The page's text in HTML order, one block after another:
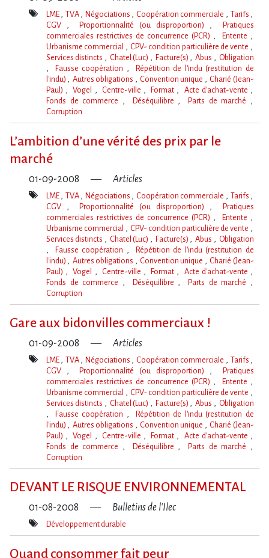
Mot(s)-
LME TVA Négociations Coopération commerciale
Tarifs
CGV
Proportionnalité (ou disproportion)
Pratiques
commerciales restrictives de concurrence (PCR)
Entente
Urbanisme commercial
CPV- condition particulière de vente
Services distincts
Chatel (Luc) Facture(s) Abus
Obligation
Fausse coopération
Répétition de l'indu (restitution de
l'indu)
Autres obligations Convention unique
Charié (Jean-
Paul)
Vogel Centre-ville Format
Acte d'achat-vente
Fonds de commerce
Déséquilibre
Parts de marché
Corruption
L’ambition d’une vérité des prix par le
marché
01-09-2008 Articles
Mot(s)-
LME TVA Négociations Coopération commerciale
Tarifs
CGV
Proportionnalité (ou disproportion)
Pratiques
commerciales restrictives de concurrence (PCR)
Entente
Urbanisme commercial
CPV- condition particulière de vente
Services distincts
Chatel (Luc) Facture(s) Abus
Obligation
Fausse coopération
Répétition de l'indu (restitution de
l'indu)
Autres obligations Convention unique
Charié (Jean-
Paul)
Vogel Centre-ville Format
Acte d'achat-vente
Fonds de commerce
Déséquilibre
Parts de marché
Corruption
Gare aux bidonvilles commerciaux !
01-09-2008 Articles
Mot(s)-
LME TVA Négociations Coopération commerciale
Tarifs
CGV
Proportionnalité (ou disproportion)
Pratiques
commerciales restrictives de concurrence (PCR)
Entente
Urbanisme commercial
CPV- condition particulière de vente
Services distincts
Chatel (Luc) Facture(s) Abus
Obligation
Fausse coopération
Répétition de l'indu (restitution de
l'indu)
Autres obligations Convention unique
Charié (Jean-
Paul)
Vogel Centre-ville Format
Acte d'achat-vente
Fonds de commerce
Déséquilibre
Parts de marché
Corruption
DEVANT LE RISQUE ENVIRONNEMENTAL
01-08-2008 Bulletins de l'Ilec
Mot(s)-
Développement durable
Quand consommer fait peur